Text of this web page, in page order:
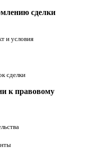
сделки
и условия
сделки
к правовому